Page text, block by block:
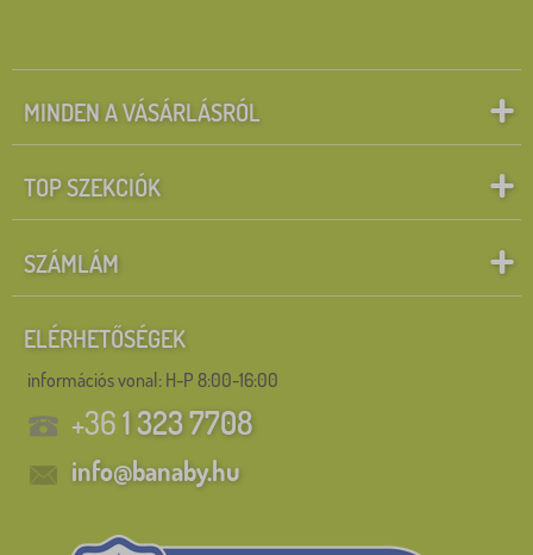
MINDEN A VÁSÁRLÁSRÓL
TOP SZEKCIÓK
SZÁMLÁM
ELÉRHETŐSÉGEK
információs vonal: H-P 8:00-16:00
+361 323 7708
info@banaby.hu